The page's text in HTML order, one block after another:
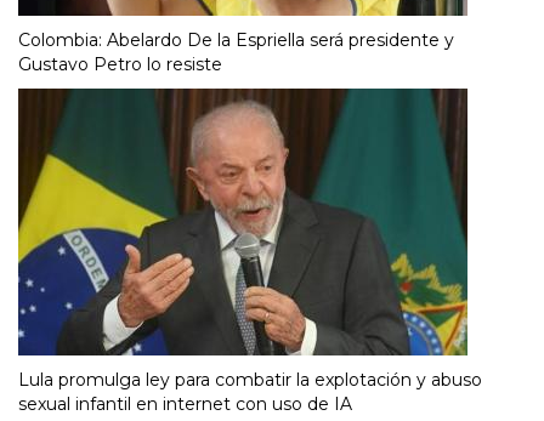
Colombia: Abelardo De la Espriella será presidente y
Gustavo Petro lo resiste
Lula promulga ley para combatir la explotación y abuso
sexual infantil en internet con uso de IA